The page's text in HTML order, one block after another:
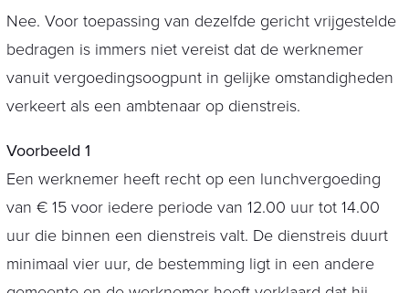
Nee. Voor toepassing van dezelfde gericht vrijgestelde
bedragen is immers niet vereist dat de werknemer
vanuit vergoedingsoogpunt in gelijke omstandigheden
verkeert als een ambtenaar op dienstreis.
Voorbeeld 1
Een werknemer heeft recht op een lunchvergoeding
van € 15 voor iedere periode van 12.00 uur tot 14.00
uur die binnen een dienstreis valt. De dienstreis duurt
minimaal vier uur, de bestemming ligt in een andere